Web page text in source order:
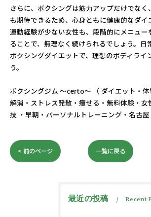
さらに、ボクシングは筋力アップだけでな
も期待できるため、心身ともに健康的なダイ
運動経験が少ない女性も、段階的にメニュー
ることで、無理なく続けられるでしょう。日
ボクシングダイエットで、理想のボディライ
う。
ボクシングジム ～certo～ （ ダイエット・
解消・ストレス発散・痩せる・無料体験・女
技 ・早朝・パーソナルトレーニング・名古屋
< 前のページ 一覧に戻る
最近の投稿 Recent